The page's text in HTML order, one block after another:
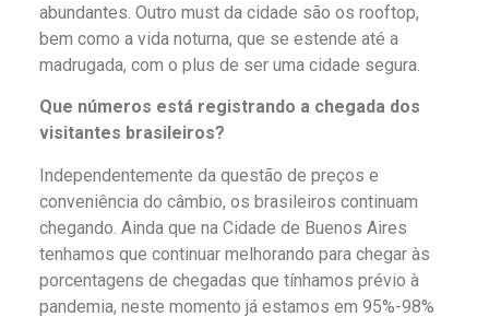
abundantes. Outro must da cidade são os rooftop,
bem como a vida noturna, que se estende até a
madrugada, com o plus de ser uma cidade segura.
Que números está registrando a chegada dos
visitantes brasileiros?
Independentemente da questão de preços e
conveniência do câmbio, os brasileiros continuam
chegando. Ainda que na Cidade de Buenos Aires
tenhamos que continuar melhorando para chegar às
porcentagens de chegadas que tínhamos prévio à
pandemia, neste momento já estamos em 95%-98%